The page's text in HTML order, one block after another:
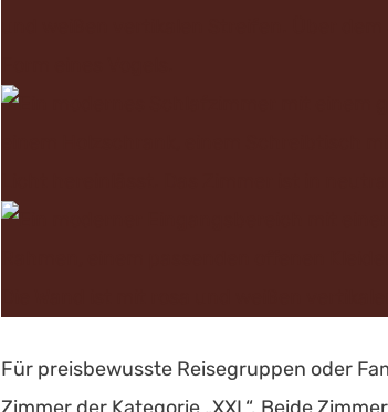
Für preisbewusste Reisegruppen oder